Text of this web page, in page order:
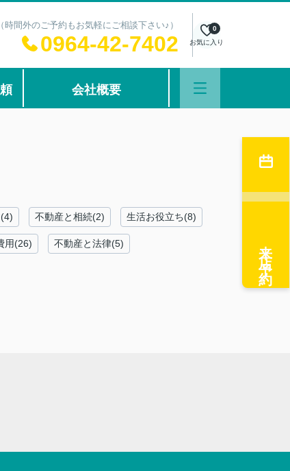
間外のご予約もお気軽にご相談下さい♪）
0964-42-7402 お気に入り
0
会社概要
不動産と相続(2) 生活お役立ち(8)
用(26) 不動産と法律(5) 来店予約